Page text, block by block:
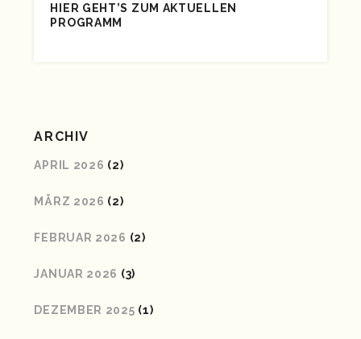
HIER GEHT’S ZUM AKTUELLEN
PROGRAMM
ARCHIV
APRIL 2026 (2)
MÄRZ 2026 (2)
FEBRUAR 2026 (2)
JANUAR 2026 (3)
DEZEMBER 2025 (1)